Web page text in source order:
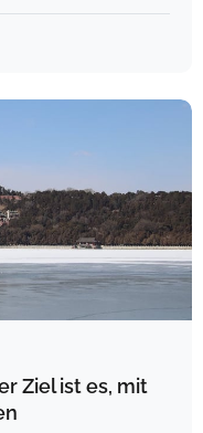
Ziel ist es, mit